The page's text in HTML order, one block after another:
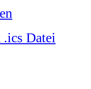
Datei